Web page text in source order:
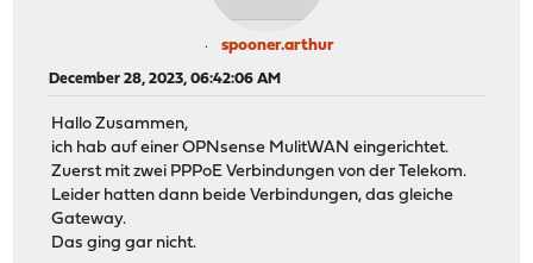
spooner.arthur
December 28, 2023, 06:42:06 AM
Hallo Zusammen,
ich hab auf einer OPNsense MulitWAN eingerichtet.
Zuerst mit zwei PPPoE Verbindungen von der Telekom.
Leider hatten dann beide Verbindungen, das gleiche
Gateway.
Das ging gar nicht.